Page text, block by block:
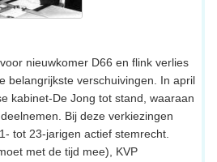
nieuwkomer D66 en flink verlies
belangrijkste verschuivingen. In april
kabinet-De Jong tot stand, waaraan
Bij deze verkiezingen
tot 23-jarigen actief stemrecht.
met de tijd mee), KVP